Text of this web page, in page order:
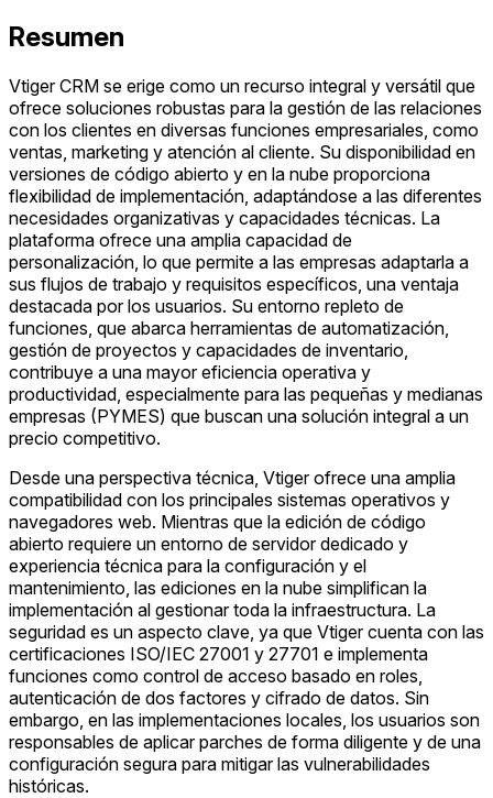
Resumen
Vtiger CRM se erige como un recurso integral y versátil que
ofrece soluciones robustas para la gestión de las relaciones
con los clientes en diversas funciones empresariales, como
ventas, marketing y atención al cliente. Su disponibilidad en
versiones de código abierto y en la nube proporciona
flexibilidad de implementación, adaptándose a las diferentes
necesidades organizativas y capacidades técnicas. La
plataforma ofrece una amplia capacidad de
personalización, lo que permite a las empresas adaptarla a
sus flujos de trabajo y requisitos específicos, una ventaja
destacada por los usuarios. Su entorno repleto de
funciones, que abarca herramientas de automatización,
gestión de proyectos y capacidades de inventario,
contribuye a una mayor eficiencia operativa y
productividad, especialmente para las pequeñas y medianas
empresas (PYMES) que buscan una solución integral a un
precio competitivo.
Desde una perspectiva técnica, Vtiger ofrece una amplia
compatibilidad con los principales sistemas operativos y
navegadores web. Mientras que la edición de código
abierto requiere un entorno de servidor dedicado y
experiencia técnica para la configuración y el
mantenimiento, las ediciones en la nube simplifican la
implementación al gestionar toda la infraestructura. La
seguridad es un aspecto clave, ya que Vtiger cuenta con las
certificaciones ISO/IEC 27001 y 27701 e implementa
funciones como control de acceso basado en roles,
autenticación de dos factores y cifrado de datos. Sin
embargo, en las implementaciones locales, los usuarios son
responsables de aplicar parches de forma diligente y de una
configuración segura para mitigar las vulnerabilidades
históricas.